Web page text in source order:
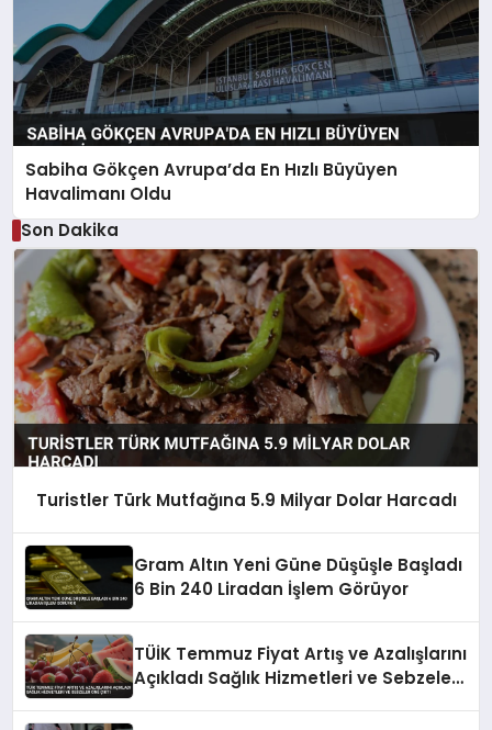
Sabiha Gökçen Avrupa’da En Hızlı Büyüyen
Havalimanı Oldu
Son Dakika
Turistler Türk Mutfağına 5.9 Milyar Dolar Harcadı
Gram Altın Yeni Güne Düşüşle Başladı
6 Bin 240 Liradan İşlem Görüyor
TÜİK Temmuz Fiyat Artış ve Azalışlarını
Açıkladı Sağlık Hizmetleri ve Sebzeler